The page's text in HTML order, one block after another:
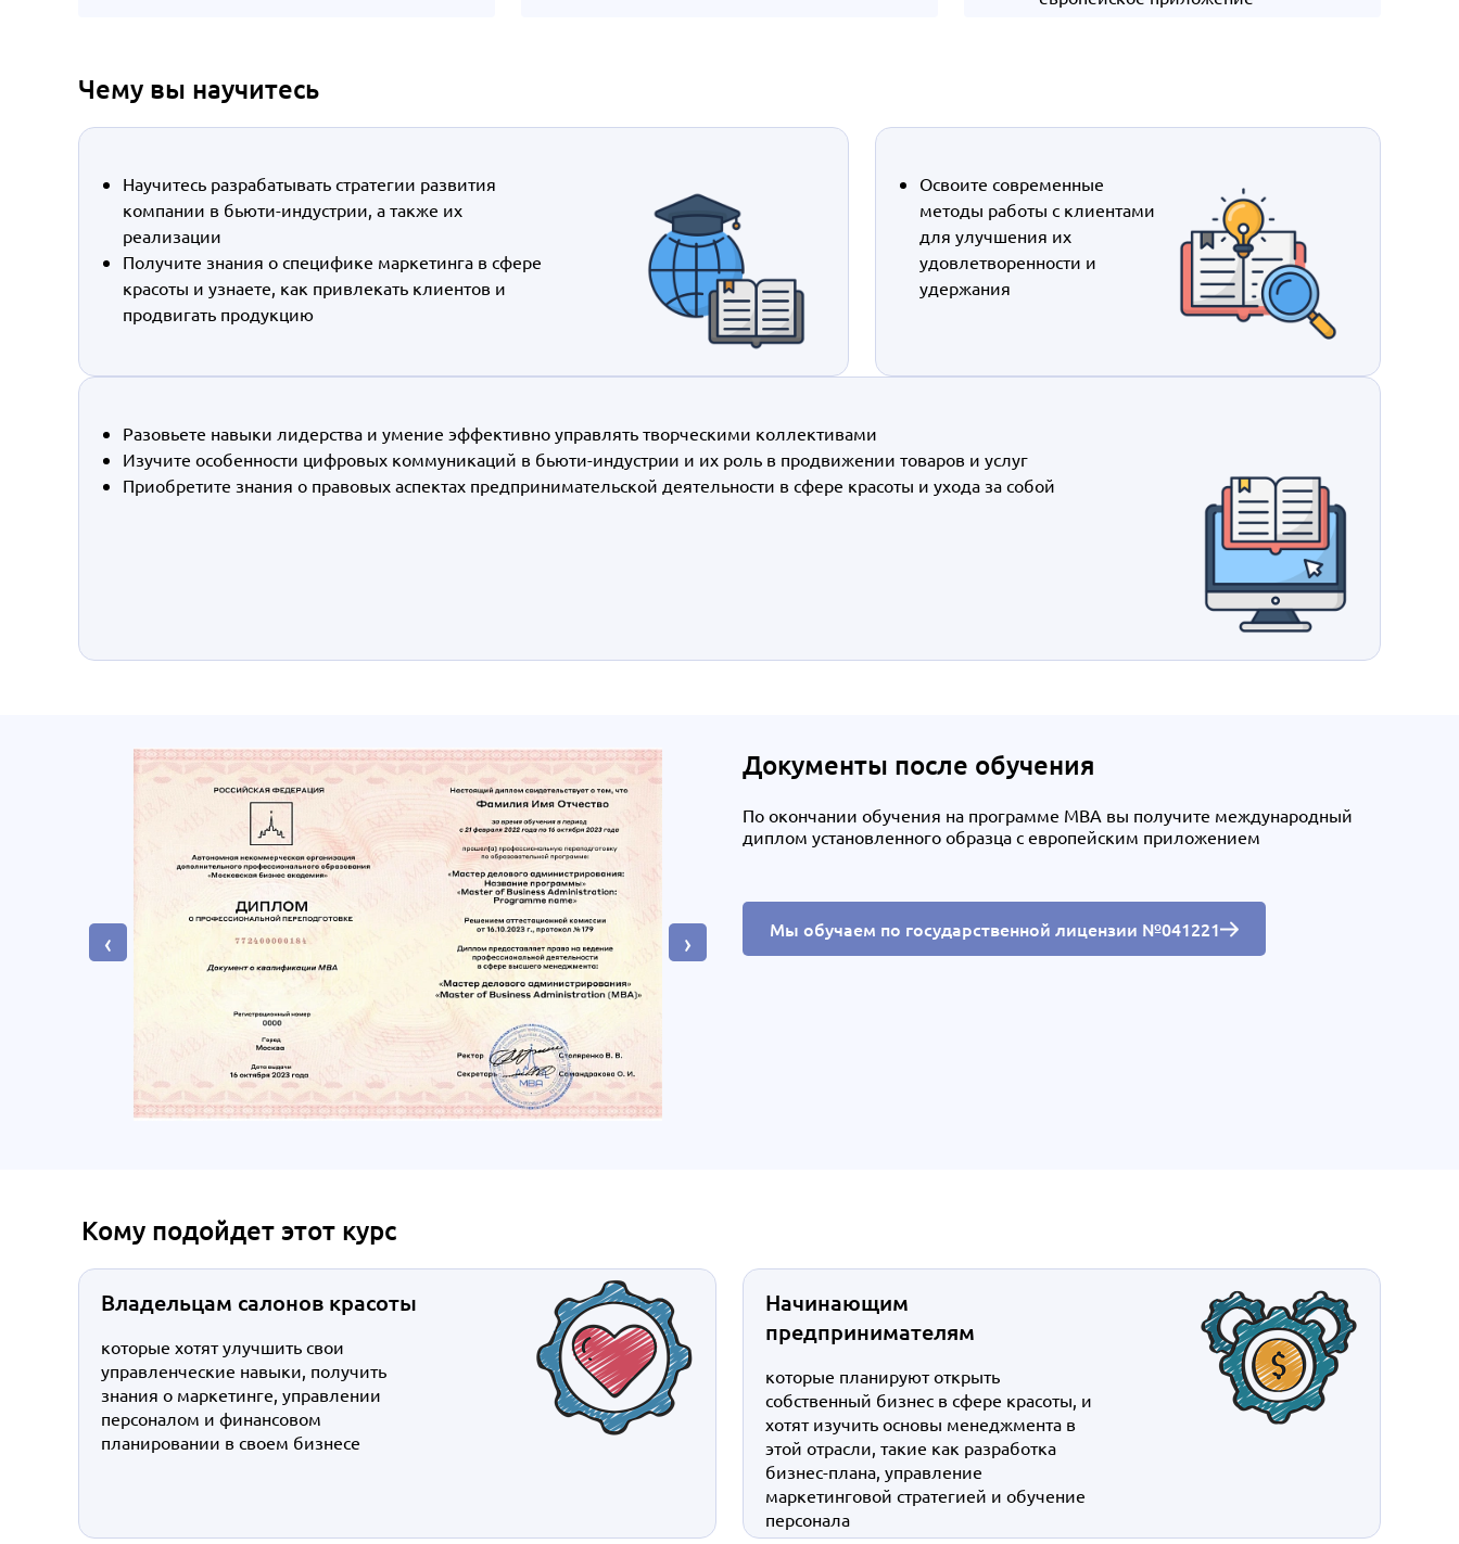
Чему вы научитесь
Научитесь разрабатывать стратегии развития
компании в бьюти-индустрии, а также их
реализации
Получите знания о специфике маркетинга в сфере
красоты и узнаете, как привлекать клиентов и
продвигать продукцию
Освоите современные
методы работы с клиентами
для улучшения их
удовлетворенности и
удержания
Разовьете навыки лидерства и умение эффективно управлять творческими коллективами
Изучите особенности цифровых коммуникаций в бьюти-индустрии и их роль в продвижении товаров и услуг
Приобретите знания о правовых аспектах предпринимательской деятельности в сфере красоты и ухода за собой
‹ ›
Документы после обучения
По окончании обучения на программе MBA вы получите международный
диплом установленного образца с европейским приложением
Мы обучаем по государственной лицензии №041221
Кому подойдет этот курс
Владельцам салонов красоты
которые хотят улучшить свои
управленческие навыки, получить
знания о маркетинге, управлении
персоналом и финансовом
планировании в своем бизнесе
Начинающим
предпринимателям
которые планируют открыть
собственный бизнес в сфере красоты, и
хотят изучить основы менеджмента в
этой отрасли, такие как разработка
бизнес-плана, управление
маркетинговой стратегией и обучение
персонала